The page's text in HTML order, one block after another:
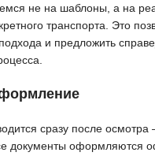
не на шаблоны, а на
транспорта. Это
и предложить
сразу после
документы оформляются